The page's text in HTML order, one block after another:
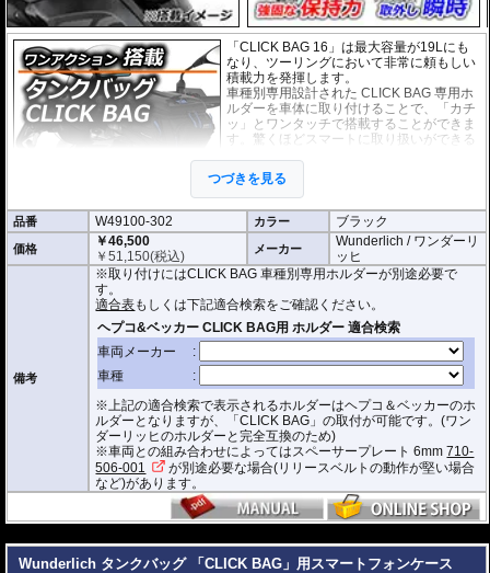
「CLICK BAG 16」は最大容量が19Lにも
なり、ツーリングにおいて非常に頼もしい
積載力を発揮します。
車種別専用設計された CLICK BAG 専用ホ
ルダーを車体に取り付けることで、「カチ
ッ」とワンタッチで搭載することができま
す。驚くほどスマートに取り扱いができる
現。
撥水加工が施された耐久性が非常に高い生
地を採用。
形状保持設計で、中身が空の状態でも型崩れせず、高速走行におけるバタつ
きを防ぎます。
防水インナー、防水ジッパーを装備しており、高い防水性能を有しておりま
す。(完全防水を保証するものではありません)
ジッパーにはタグが付けられており、グローブを付けたままでも簡単に開け
閉めできます。
バッグをホルダーから取り外す時もレシーバーのストラップを引くだけ。給
油時も邪魔になりません。
オプションでスペーサー
をご用意しております。タンクとタンクバッグのク
リアランスの調節が可能です。
サイド3箇所に収納ポケットを装備。
容量 : 約16L(拡張時19L)
D x W x H(cm) : 約 40 x 32.5 x 29.5(拡張時:34)
※サイズ/画像からハンドルなどと干渉しないことをあらかじめご確認の上お求
めください。
つづきを見る
品番 W49100-302 カラー ブラック
価格
￥46,500
￥51,150(税込) メーカー
Wunderlich / ワンダーリ
ッヒ
備考
※取り付けにはCLICK BAG 車種別専用ホルダーが別途必要で
す。
適合表もしくは下記適合検索をご確認ください。
※上記の適合検索で表示されるホルダーはヘプコ＆ベッカーのホ
ルダーとなりますが、「CLICK BAG」の取付が可能です。(ワン
ダーリッヒのホルダーと完全互換のため)
※車両との組み合わせによってはスペーサープレート 6mm710-
506-001
が別途必要な場合(リリースベルトの動作が堅い場合
など)があります。
Wunderlich タンクバッグ 「CLICK BAG」用スマートフォンケース